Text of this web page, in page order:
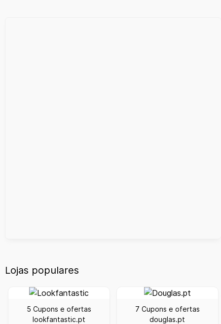
Lojas populares
5 Cupons e ofertas
lookfantastic.pt
7 Cupons e ofertas
douglas.pt